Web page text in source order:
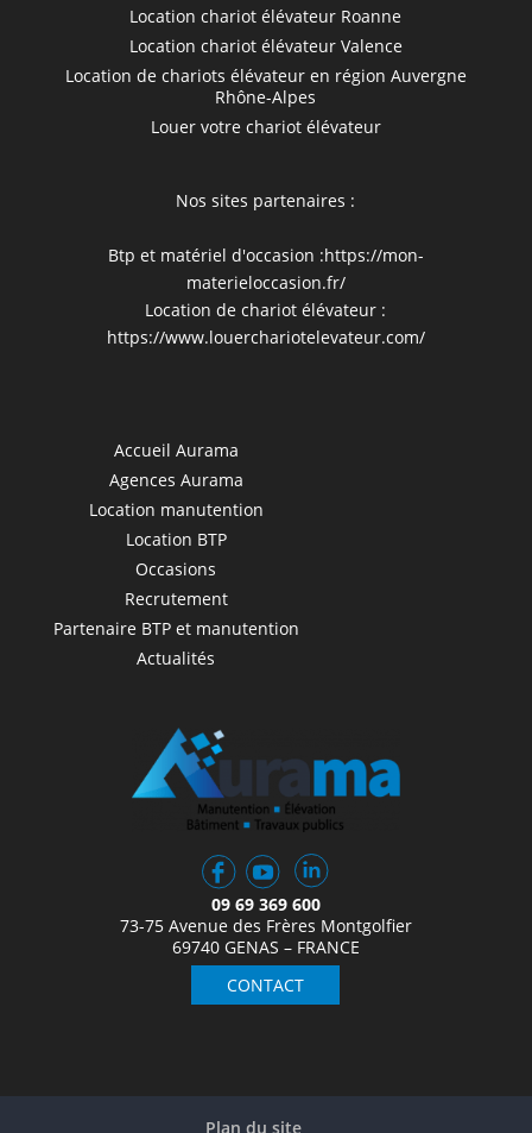
Location chariot élévateur Roanne
Location chariot élévateur Valence
Location de chariots élévateur en région Auvergne
Rhône-Alpes
Louer votre chariot élévateur
Nos sites partenaires :
Btp et matériel d'occasion :https://mon-
materieloccasion.fr/
Location de chariot élévateur :
https://www.louerchariotelevateur.com/
Accueil Aurama
Agences Aurama
Location manutention
Location BTP
Occasions
Recrutement
Partenaire BTP et manutention
Actualités
09 69 369 600
73-75 Avenue des Frères Montgolfier
69740 GENAS – FRANCE
CONTACT
Plan du site